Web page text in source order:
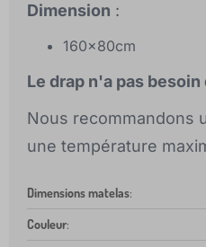
Dimension :
160x80cm
Le drap n'a pas
Nous recommandons
une température
Dimensions matelas:
Couleur: